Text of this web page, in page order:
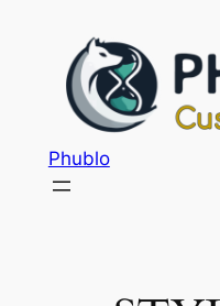
Phublo